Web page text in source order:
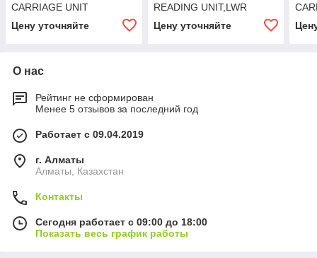
CARRIAGE UNIT
Цену уточняйте
READING UNIT,LWR
Цену уточняйте
О нас
Рейтинг не сформирован
Менее 5 отзывов за последний год
Работает с 09.04.2019
г. Алматы
Алматы, Казахстан
Контакты
Сегодня работает с 09:00 до 18:00
Показать весь график работы